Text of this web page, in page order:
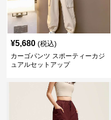
¥5,680 (税込)
カーゴパンツ スポーティーカジ
ュアルセットアップ